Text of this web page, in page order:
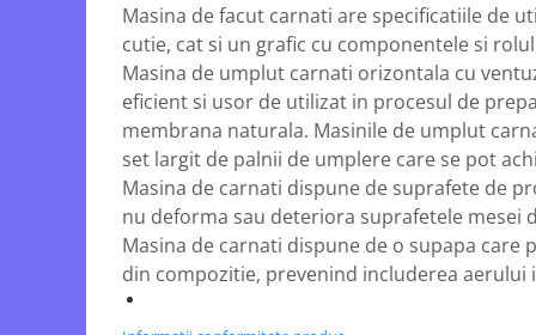
Masini de tuns iarba
Accesorii motocositoare
Accesorii pentru masini de tuns
Masini de tuns iarba/gazon
Tractorase pentru gazon
Mobilier pentru gradina
Mori de macinat cereale
Pompe de apa
Echipamente pentru protectia
Pistoale de lipit
Masina de facut carnati are specificatiile de
cutie, cat si un grafic cu componentele si
Masina de umplut carnati orizontala cu
eficient si usor de utilizat in procesul de
membrana naturala. Masinile de umplut
set largit de palnii de umplere care se pot
Masina de carnati dispune de suprafete de
nu deforma sau deteriora suprafetele mesei
Masina de carnati dispune de o supapa care
din compozitie, prevenind includerea aerului